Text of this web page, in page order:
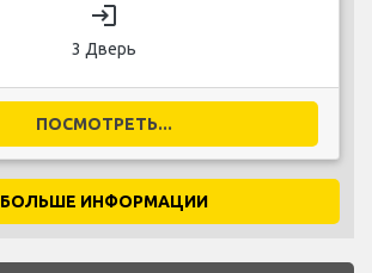
login
3 Дверь
ПОСМОТРЕТЬ...
БОЛЬШЕ ИНФОРМАЦИИ